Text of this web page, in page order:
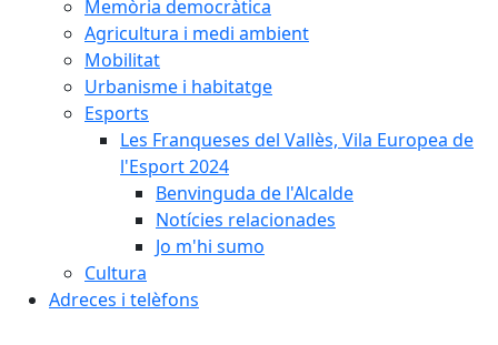
Memòria democràtica
Agricultura i medi ambient
Mobilitat
Urbanisme i habitatge
Esports
Les Franqueses del Vallès, Vila Europea de
l'Esport 2024
Benvinguda de l'Alcalde
Notícies relacionades
Jo m'hi sumo
Cultura
Adreces i telèfons